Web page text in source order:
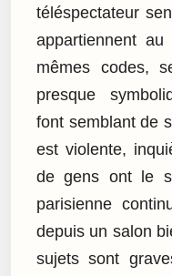
téléspectateur
appartiennent
mêmes codes,
presque
font semblant de
est violente,
de gens ont le
parisienne
depuis un salon
sujets sont